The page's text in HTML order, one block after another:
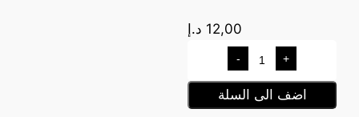
12,00 د.إ
- +
اضف الى السلة